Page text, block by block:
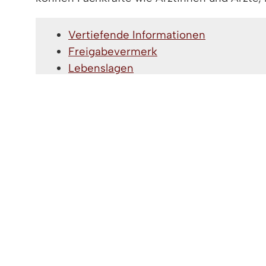
Vertiefende Informationen
Freigabevermerk
Lebenslagen